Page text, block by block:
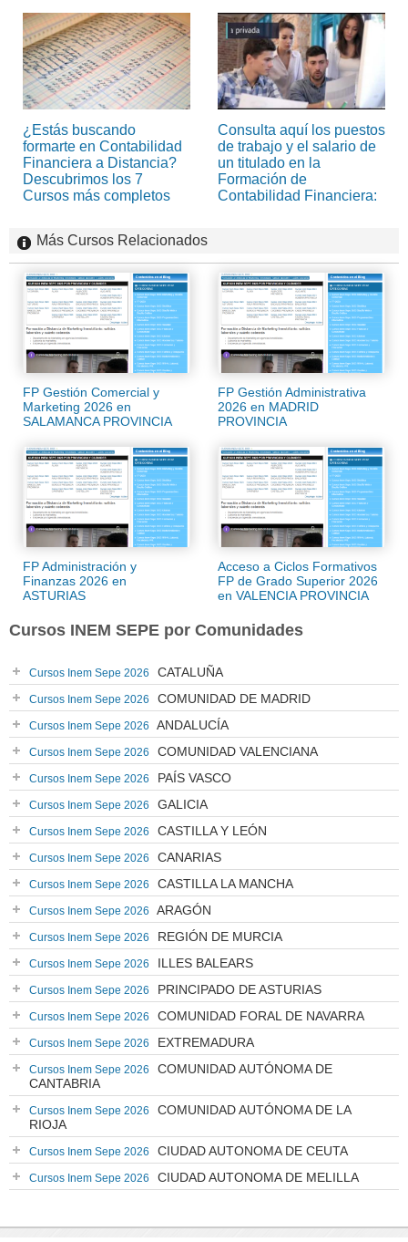
¿Estás buscando
formarte en Contabilidad
Financiera a Distancia?
Descubrimos los 7
Cursos más completos
Consulta aquí los puestos
de trabajo y el salario de
un titulado en la
Formación de
Contabilidad Financiera:
Más Cursos Relacionados
FP Gestión Comercial y
Marketing 2026 en
SALAMANCA PROVINCIA
FP Gestión Administrativa
2026 en MADRID
PROVINCIA
FP Administración y
Finanzas 2026 en
ASTURIAS
Acceso a Ciclos Formativos
FP de Grado Superior 2026
en VALENCIA PROVINCIA
Cursos INEM SEPE por Comunidades
Cursos Inem Sepe 2026 CATALUÑA
Cursos Inem Sepe 2026 COMUNIDAD DE MADRID
Cursos Inem Sepe 2026 ANDALUCÍA
Cursos Inem Sepe 2026 COMUNIDAD VALENCIANA
Cursos Inem Sepe 2026 PAÍS VASCO
Cursos Inem Sepe 2026 GALICIA
Cursos Inem Sepe 2026 CASTILLA Y LEÓN
Cursos Inem Sepe 2026 CANARIAS
Cursos Inem Sepe 2026 CASTILLA LA MANCHA
Cursos Inem Sepe 2026 ARAGÓN
Cursos Inem Sepe 2026 REGIÓN DE MURCIA
Cursos Inem Sepe 2026 ILLES BALEARS
Cursos Inem Sepe 2026 PRINCIPADO DE ASTURIAS
Cursos Inem Sepe 2026 COMUNIDAD FORAL DE NAVARRA
Cursos Inem Sepe 2026 EXTREMADURA
Cursos Inem Sepe 2026
COMUNIDAD AUTÓNOMA DE
CANTABRIA
Cursos Inem Sepe 2026
COMUNIDAD AUTÓNOMA DE LA
RIOJA
Cursos Inem Sepe 2026 CIUDAD AUTONOMA DE CEUTA
Cursos Inem Sepe 2026 CIUDAD AUTONOMA DE MELILLA